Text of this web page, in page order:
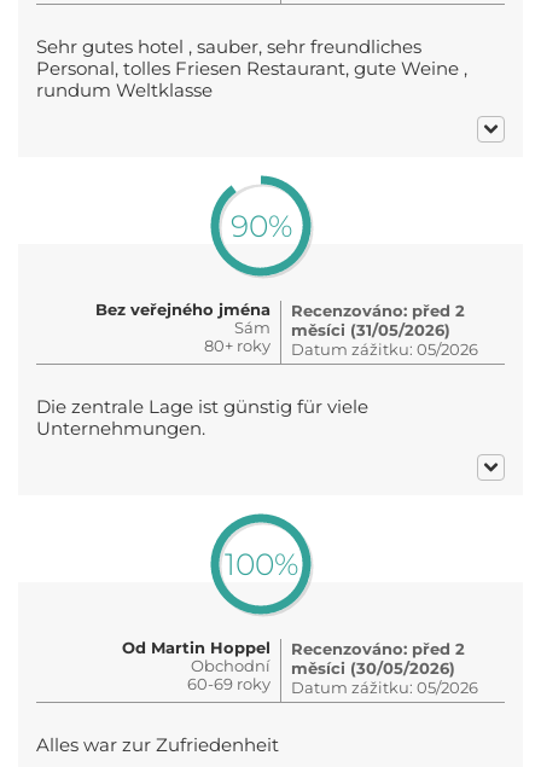
Sehr gutes hotel , sauber, sehr freundliches
Personal, tolles Friesen Restaurant, gute Weine ,
rundum Weltklasse
90%
Bez veřejného jména
Sám
80+ roky
Recenzováno: před 2
měsíci (31/05/2026)
Datum zážitku: 05/2026
Die zentrale Lage ist günstig für viele
Unternehmungen.
100%
Od Martin Hoppel
Obchodní
60-69 roky
Recenzováno: před 2
měsíci (30/05/2026)
Datum zážitku: 05/2026
Alles war zur Zufriedenheit